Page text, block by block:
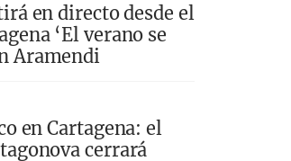
en directo desde el
‘El verano se
Aramendi
en Cartagena: el
cerrará